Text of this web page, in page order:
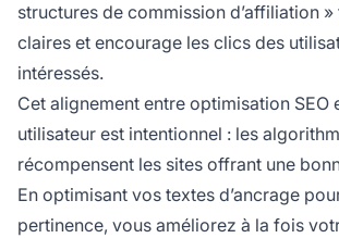
structures de commission d’affiliation
claires et encourage les clics des
intéressés.
Cet alignement entre optimisation SEO
utilisateur est intentionnel : les
récompensent les sites offrant une
En optimisant vos textes d’ancrage
pertinence, vous améliorez à la fois